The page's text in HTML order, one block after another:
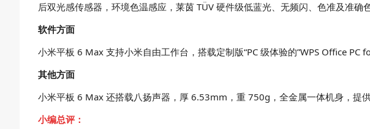
后双光感传感器，环境色温感应，莱茵 TÜV 硬件级低蓝光、无频闪、色准及准确
软件方面
小米平板 6 Max 支持小米自由工作台，搭载定制版“PC 级体验的”WPS Office PC
其他方面
小米平板 6 Max 还搭载八扬声器，厚 6.53mm，重 750g，全金属一体机身，提
小编总评：